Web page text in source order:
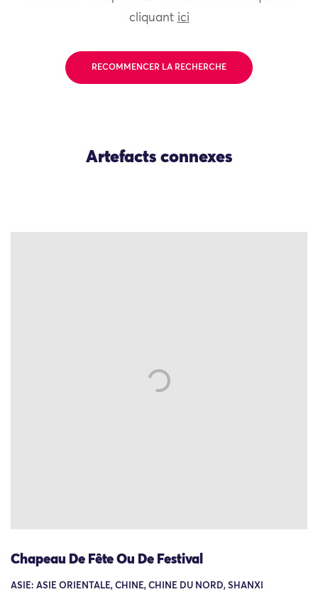
cliquant ici
RECOMMENCER LA RECHERCHE
Artefacts connexes
Chapeau De Fête Ou De Festival
ASIE: ASIE ORIENTALE, CHINE, CHINE DU NORD, SHANXI